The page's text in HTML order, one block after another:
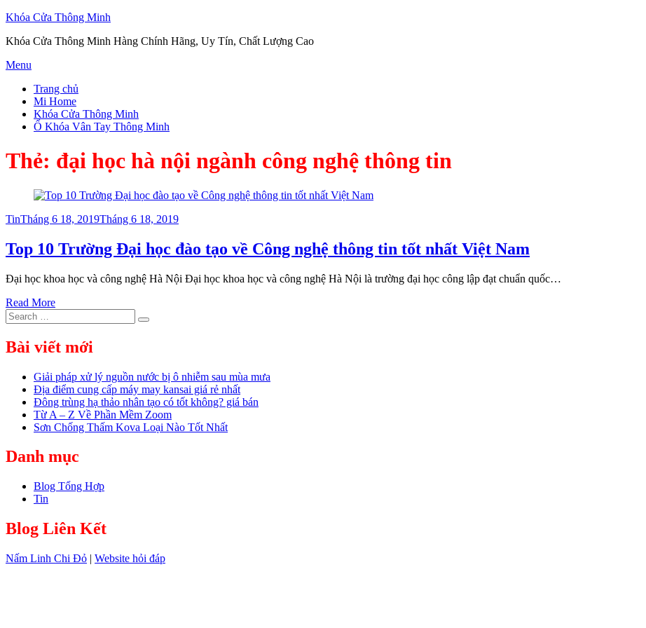
Khóa Cửa Thông Minh
Khóa Cửa Thông Minh Hàng Chính Hãng, Uy Tín, Chất Lượng Cao
Skip
content
Menu
Trang chủ
Mi Home
Khóa Cửa Thông Minh
Ổ Khóa Vân Tay Thông Minh
Thẻ: đại học hà nội ngành công nghệ thông tin
TinPosted
Tháng 6 18, 2019Tháng 6 18, 2019
Top 10 Trường Đại học đào tạo về Công nghệ thông tin tốt nhất Việt Nam
Đại học khoa học và công nghệ Hà Nội Đại học khoa học và công nghệ Hà Nội là trường đại học công lập đạt chuẩn quốc…
Read More
Search
for:
Search
Bài viết mới
Giải pháp xử lý nguồn nước bị ô nhiễm sau mùa mưa
Địa điểm cung cấp máy may kansai giá rẻ nhất
Đông trùng hạ thảo nhân tạo có tốt không? giá bán
Từ A – Z Về Phần Mềm Zoom
Sơn Chống Thấm Kova Loại Nào Tốt Nhất
Danh mục
Blog Tổng Hợp
Tin
Blog Liên Kết
Nấm Linh Chi Đỏ | Website hỏi đáp